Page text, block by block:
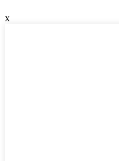
x